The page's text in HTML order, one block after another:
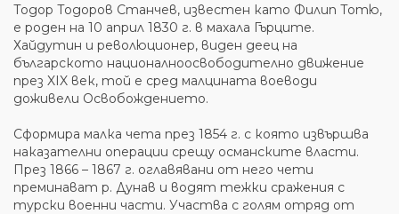
Тодор Тодоров Станчев, известен като Филип Тотю,
е роден на 10 април 1830 г. в махала Гърците.
Хайдутин и революционер, виден деец на
българското националноосвободително движение
през XIX век, той е сред малцината воеводи
доживели Освобождението.
Сформира малка чета през 1854 г. с която извършва
наказателни операции срещу османските власти.
През 1866 – 1867 г. оглавявани от него чети
преминават р. Дунав и водят тежки сражения с
турски военни части. Участва с голям отряд от